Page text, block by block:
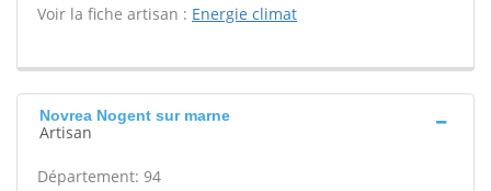
Voir la fiche artisan : Energie climat
Novrea Nogent sur marne
Artisan
Département: 94